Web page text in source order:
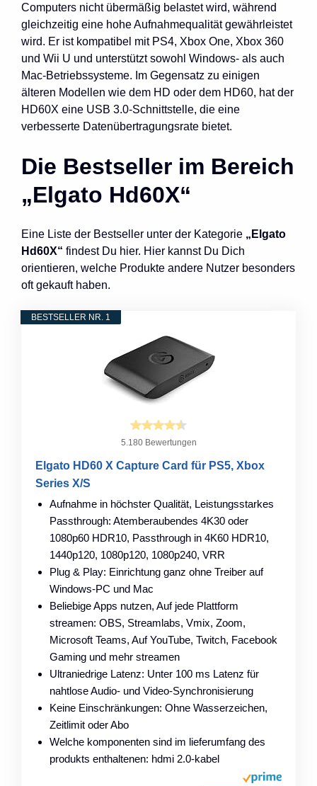
Computers nicht übermäßig belastet wird, während
gleichzeitig eine hohe Aufnahmequalität gewährleistet
wird. Er ist kompatibel mit PS4, Xbox One, Xbox 360
und Wii U und unterstützt sowohl Windows- als auch
Mac-Betriebssysteme. Im Gegensatz zu einigen
älteren Modellen wie dem HD oder dem HD60, hat der
HD60X eine USB 3.0-Schnittstelle, die eine
verbesserte Datenübertragungsrate bietet.
Die Bestseller im Bereich
„Elgato Hd60X“
Eine Liste der Bestseller unter der Kategorie „Elgato
Hd60X“ findest Du hier. Hier kannst Du Dich
orientieren, welche Produkte andere Nutzer besonders
oft gekauft haben.
BESTSELLER NR. 1
5.180 Bewertungen
Elgato HD60 X Capture Card für PS5, Xbox
Series X/S
Aufnahme in höchster Qualität, Leistungsstarkes
Passthrough: Atemberaubendes 4K30 oder
1080p60 HDR10, Passthrough in 4K60 HDR10,
1440p120, 1080p120, 1080p240, VRR
Plug & Play: Einrichtung ganz ohne Treiber auf
Windows-PC und Mac
Beliebige Apps nutzen, Auf jede Plattform
streamen: OBS, Streamlabs, Vmix, Zoom,
Microsoft Teams, Auf YouTube, Twitch, Facebook
Gaming und mehr streamen
Ultraniedrige Latenz: Unter 100 ms Latenz für
nahtlose Audio- und Video-Synchronisierung
Keine Einschränkungen: Ohne Wasserzeichen,
Zeitlimit oder Abo
Welche komponenten sind im lieferumfang des
produkts enthaltenen: hdmi 2.0-kabel